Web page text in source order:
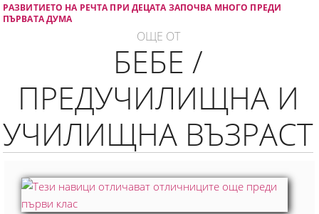
РАЗВИТИЕТО НА РЕЧТА ПРИ ДЕЦАТА ЗАПОЧВА МНОГО ПРЕДИ
ПЪРВАТА ДУМА
ОЩЕ ОТ
БЕБЕ /
ПРЕДУЧИЛИЩНА И
УЧИЛИЩНА ВЪЗРАСТ